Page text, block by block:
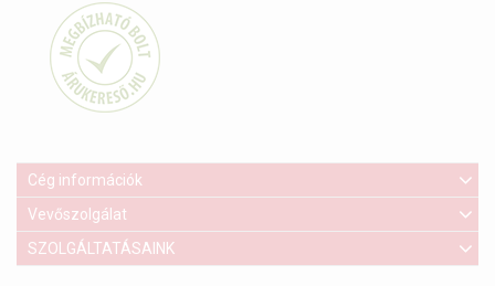
Cég információk
Vevőszolgálat
SZOLGÁLTATÁSAINK